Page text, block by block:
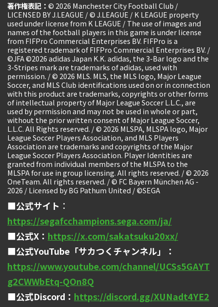
著作権表記： © 2026 Manchester City Football Club /
LICENSED BY J.LEAGUE / © J.LEAGUE / K LEAGUE property
used under license from K LEAGUE / The use of images and
names of the football players in this game is under license
from FIFPro Commercial Enterprises BV. FIFPro is a
registered trademark of FIFPro Commercial Enterprises BV. /
©JFA ©2026 adidas Japan K.K. adidas, the 3-Bar logo and the
3-Stripes mark are trademarks of adidas, used with
permission. / © 2026 MLS. MLS, the MLS logo, Major League
Soccer, and MLS Club identifications used on or in connection
with this product are trademarks, copyrights or other forms
of intellectual property of Major League Soccer L.L.C., are
used by permission and may not be used in whole or part,
without the prior written consent of Major League Soccer,
L.L.C. All Rights reserved. / © 2026 MLSPA, MLSPA logo, Major
League Soccer Players Association, and MLS Players
Association are trademarks and copyrights of the Major
League Soccer Players Association. Player Identities are
granted from individual members of the MLSPA to the
MLSPA for use in group licensing. All rights reserved. / © 2026
OneTeam. All rights reserved. / © FC Bayern München AG -
2026 / Licensed by BG Pathum United / ©SEGA
■公式サイト ：
https://segafcchampions.sega.com/ja/
■公式X： https://x.com/sakatsuku20xx/
■公式YouTube「サカつくチャンネル」：
https://www.youtube.com/channel/UCSs5GAYT
g2CWWbEtq-QOn8Q
■公式Discord： https://discord.gg/XUNadt4YE2